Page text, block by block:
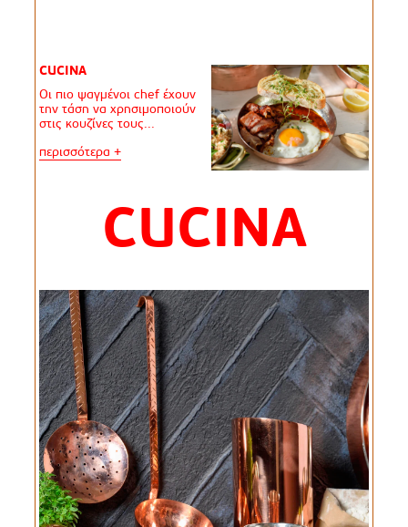
CUCINA
Οι πιο ψαγμένοι chef έχουν
την τάση να χρησιμοποιούν
στις κουζίνες τους...
περισσότερα +
CUCINA